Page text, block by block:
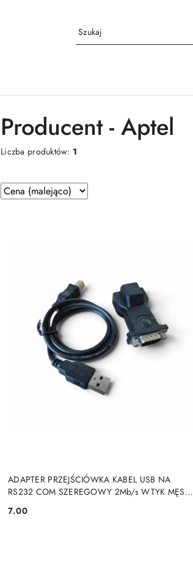
Producent - Aptel
Liczba produktów: 1
Zastosowano
sortowanie:
Sortuj
według
ADAPTER PRZEJŚCIÓWKA KABEL USB NA
RS232 COM SZEREGOWY 2Mb/s WTYK MĘSKI
Cena:
7.00
DO KOSZYKA